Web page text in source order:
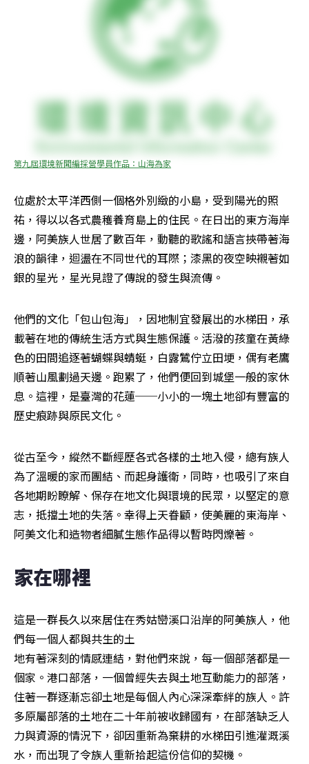
第九屆環境新聞編採營學員作品：山海為家
位處於太平洋西側一個格外別緻的小島，受到陽光的照
祐，得以以各式農穫養育島上的住民。在日出的東方海岸
邊，阿美族人世居了數百年，動聽的歌謠和語言挾帶著海
浪的韻律，迴盪在不同世代的耳際；漆黑的夜空映襯著如
銀的星光，星光見證了傳說的發生與流傳。
他們的文化「包山包海」，因地制宜發展出的水梯田，承
載著在地的傳統生活方式與生態保護。活潑的孩童在黃綠
色的田間追逐著蝴蝶與蜻蜓，白露鷥佇立田埂，偶有老鷹
順著山風劃過天邊。跑累了，他們便回到城堡一般的家休
息。這裡，是臺灣的花蓮──小小的一塊土地卻有豐富的
歷史痕跡與原民文化。
從古至今，縱然不斷經歷各式各樣的土地入侵，總有族人
為了溫暖的家而團結、而起身護衛，同時，也吸引了來自
各地期盼瞭解、保存在地文化與環境的民眾，以堅定的意
志，抵擋土地的失落。幸得上天眷顧，使美麗的東海岸、
阿美文化和造物者細膩生態作品得以暫時閃爍著。
家在哪裡
這是一群長久以來居住在秀姑巒溪口沿岸的阿美族人，他
們每一個人都與共生的土
地有著深刻的情感連結，對他們來說，每一個部落都是一
個家。港口部落，一個曾經失去與土地互動能力的部落，
住著一群逐漸忘卻土地是每個人內心深深牽絆的族人。許
多原屬部落的土地在二十年前被收歸國有，在部落缺乏人
力與資源的情況下，卻因重新為棄耕的水梯田引進灌溉溪
水，而出現了令族人重新拾起這份信仰的契機。